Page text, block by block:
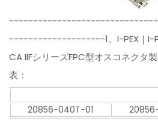
--------------------1、I-PEX｜I-
CA IIFシリーズFPC型オスコネクタ
表：
20856-040T-01